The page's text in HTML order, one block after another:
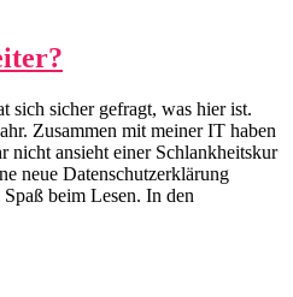
sich sicher gefragt, was hier ist.
Zusammen mit meiner IT haben
nicht ansieht einer Schlankheitskur
neue Datenschutzerklärung
beim Lesen. In den